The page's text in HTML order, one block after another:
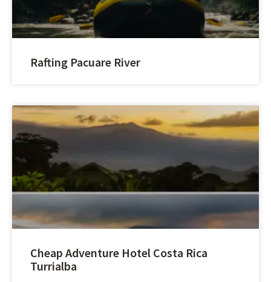
Rafting Pacuare River
Cheap Adventure Hotel Costa Rica
Turrialba